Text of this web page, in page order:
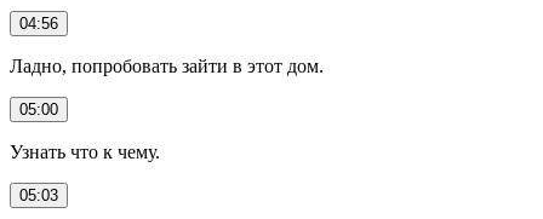
04:56
Ладно, попробовать зайти в этот дом.
05:00
Узнать что к чему.
05:03